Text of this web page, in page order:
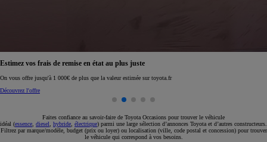
Réservez en ligne votre occasion pour 1€ seulement
Réservez en ligne
Faites confiance au savoir-faire de Toyota Occasions pour trouver le véhicule
idéal (essence diesel hybride électrique) parmi une large sélection d’annonces Toyota et d’autres constructeurs.
Filtrez par marque/modèle, budget (prix ou loyer) ou localisation (ville, code postal et concession) pour trouver
le véhicule qui correspond à vos besoins.